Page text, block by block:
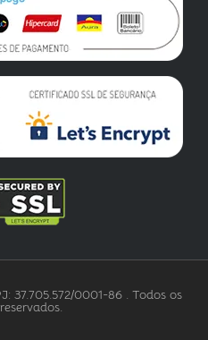
37.705.572/0001-86 . Todos os